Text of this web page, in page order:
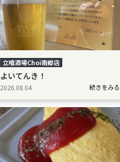
立喰酒場Choi南郷店
よいてんき！
2026.08.04 続きをみる